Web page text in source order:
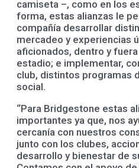
camiseta –, como en los
forma, estas alianzas le
compañía desarrollar
mercadeo y experiencias
aficionados, dentro y
estadio; e implementar,
club, distintos programas
social.
“Para Bridgestone estas
importantes ya que, nos
cercanía con nuestros
junto con los clubes,
desarrollo y bienestar de